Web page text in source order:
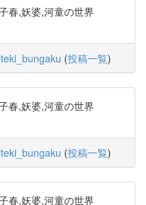
春,妖婆,河童の世界
(投稿一覧)
春,妖婆,河童の世界
(投稿一覧)
春,妖婆,河童の世界